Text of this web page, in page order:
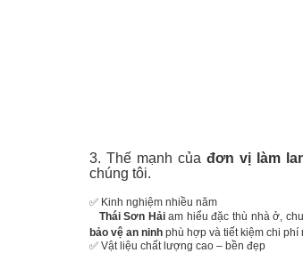
3. Thế mạnh của đơn vị làm
chúng tôi.
✅ Kinh nghiệm nhiều năm
Thái Sơn Hảiam hiểu đặc thù nhà ở,
bảo vệ an ninh phù hợp và tiết kiệm chi phí
✅ Vật liệu chất lượng cao – bền đẹp